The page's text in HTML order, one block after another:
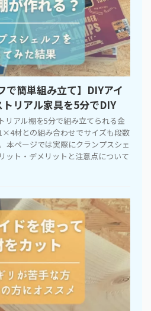
で簡単組み立て】DIYアイ
リアル家具を5分でDIY
リアル棚を5分で組み立てられる金
材との組み合わせでサイズも段数
本ページでは実際にクランプスシェ
ット・デメリットと注意点について